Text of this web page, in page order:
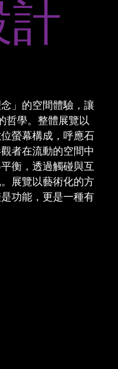
計
」的空間體驗，讓
哲學。整體展覽以
螢幕構成，呼應石
者在流動的空間中
衡，透過觸碰與互
展覽以藝術化的方
功能，更是一種有